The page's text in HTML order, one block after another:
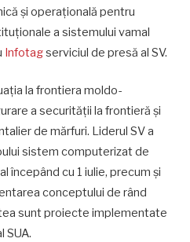
şi operaţională pentru
a sistemului vamal
Infotagserviciul de presă al SV.
la frontiera moldo-
a securităţii la frontieră şi
de mărfuri. Liderul SV a
sistem computerizat de
începând cu 1 iulie, precum şi
conceptului de rând
sunt proiecte implementate
SUA.